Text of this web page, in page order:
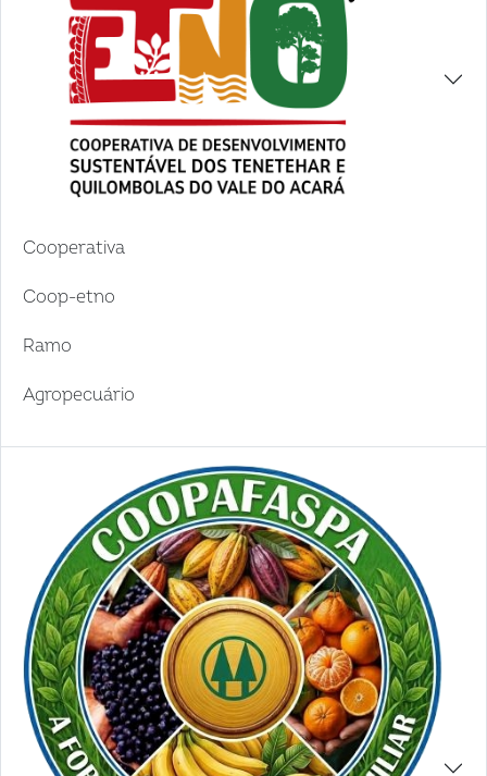
Cooperativa
Coop-etno
Ramo
Agropecuário